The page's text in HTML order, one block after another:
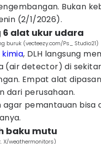
Bukan
(2/1/2026).
6 alat ukur udara
(vecteezy.com/Ps_ Studio21)
kimia, DLH langsung
(air detector) di
Empat alat
dari perusahaan.
pemantauan bisa
baku mutu
X/weathermonitors)